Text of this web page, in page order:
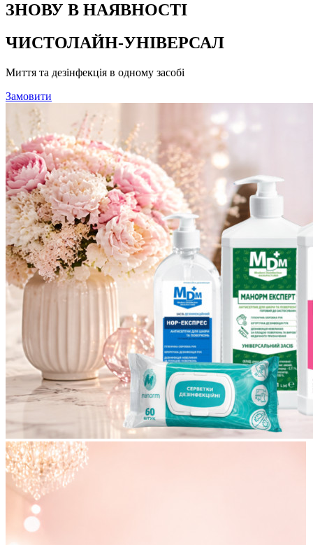
ЗНОВУ В НАЯВНОСТІ
ЧИСТОЛАЙН-УНІВЕРСАЛ
Миття та дезінфекція в одному засобі
Замовити